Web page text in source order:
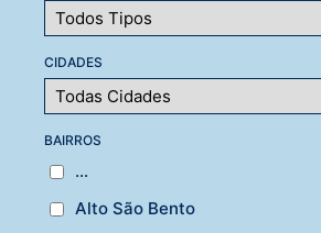
CIDADES
BAIRROS
...
Alto São Bento